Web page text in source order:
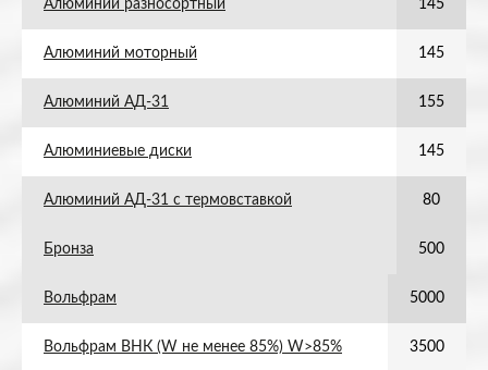
Алюминий разносортный 145
Алюминий моторный 145
Алюминий АД-31 155
Алюминиевые диски 145
Алюминий АД-31 с термовставкой 80
Бронза 500
Вольфрам 5000
Вольфрам ВНК (W не менее 85%) W>85% 3500